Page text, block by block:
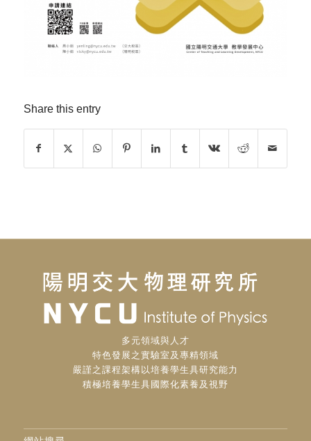
Share this entry
多元領域與人才
特色發展之實驗室及專精領域
嚴謹之課程架構以培養學生具研究能力
積極培養學生具國際化素養及視野